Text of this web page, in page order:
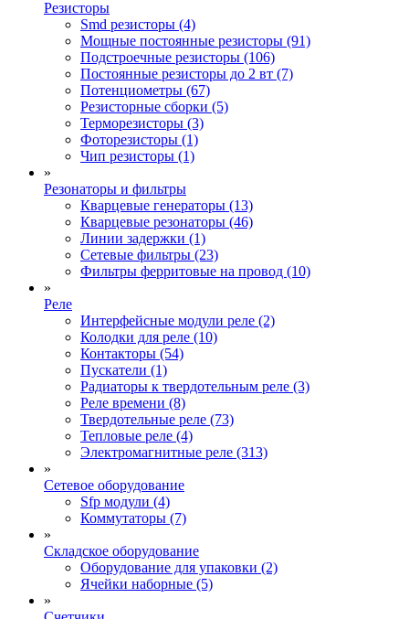
Резисторы
Smd резисторы (4)
Мощные постоянные резисторы (91)
Подстроечные резисторы (106)
Постоянные резисторы до 2 вт (7)
Потенциометры (67)
Резисторные сборки (5)
Терморезисторы (3)
Фоторезисторы (1)
Чип резисторы (1)
»
Резонаторы и фильтры
Кварцевые генераторы (13)
Кварцевые резонаторы (46)
Линии задержки (1)
Сетевые фильтры (23)
Фильтры ферритовые на провод (10)
»
Реле
Интерфейсные модули реле (2)
Колодки для реле (10)
Контакторы (54)
Пускатели (1)
Радиаторы к твердотельным реле (3)
Реле времени (8)
Твердотельные реле (73)
Тепловые реле (4)
Электромагнитные реле (313)
»
Сетевое оборудование
Sfp модули (4)
Коммутаторы (7)
»
Складское оборудование
Оборудование для упаковки (2)
Ячейки наборные (5)
»